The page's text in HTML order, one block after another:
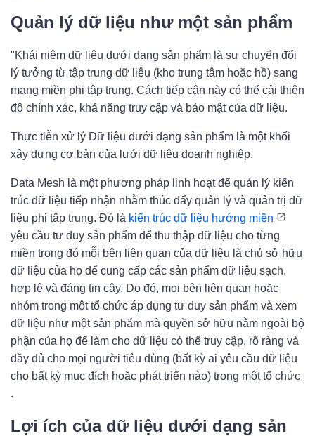
Quản lý dữ liệu như một sản phẩm
"Khái niệm dữ liệu dưới dạng sản phẩm là sự chuyển đổi
lý tưởng từ tập trung dữ liệu (kho trung tâm hoặc hồ) sang
mạng miền phi tập trung. Cách tiếp cận này có thể cải thiện
độ chính xác, khả năng truy cập và bảo mật của dữ liệu.
Thực tiễn xử lý Dữ liệu dưới dạng sản phẩm là một khối
xây dựng cơ bản của lưới dữ liệu doanh nghiệp.
Data Mesh là một phương pháp linh hoạt để quản lý kiến ​​
trúc dữ liệu tiếp nhận nhằm thúc đẩy quản lý và quản trị dữ
liệu phi tập trung. Đó là kiến ​​trúc dữ liệu hướng miền
yêu cầu tư duy sản phẩm để thu thập dữ liệu cho từng
miền trong đó mỗi bên liên quan của dữ liệu là chủ sở hữu
dữ liệu của họ để cung cấp các sản phẩm dữ liệu sạch,
hợp lệ và đáng tin cậy. Do đó, mọi bên liên quan hoặc
nhóm trong một tổ chức áp dụng tư duy sản phẩm và xem
dữ liệu như một sản phẩm mà quyền sở hữu nằm ngoài bộ
phận của họ để làm cho dữ liệu có thể truy cập, rõ ràng và
đầy đủ cho mọi người tiêu dùng (bất kỳ ai yêu cầu dữ liệu
cho bất kỳ mục đích hoặc phát triển nào) trong một tổ chức
.
Lợi ích của dữ liệu dưới dạng sản